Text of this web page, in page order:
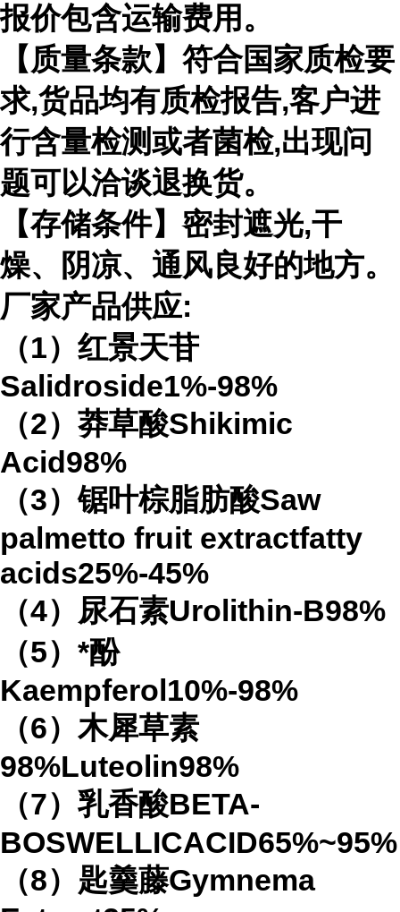
报价包含运输费用。
【质量条款】符合国家质检要
求,货品均有质检报告,客户进
行含量检测或者菌检,出现问
题可以洽谈退换货。
【存储条件】密封遮光,干
燥、阴凉、通风良好的地方。
厂家产品供应:
（1）红景天苷
Salidroside1%-98%
（2）莽草酸Shikimic
Acid98%
（3）锯叶棕脂肪酸Saw
palmetto fruit extractfatty
acids25%-45%
（4）尿石素Urolithin-B98%
（5）*酚
Kaempferol10%-98%
（6）木犀草素
98%Luteolin98%
（7）乳香酸BETA-
BOSWELLICACID65%~95%
（8）匙羹藤Gymnema